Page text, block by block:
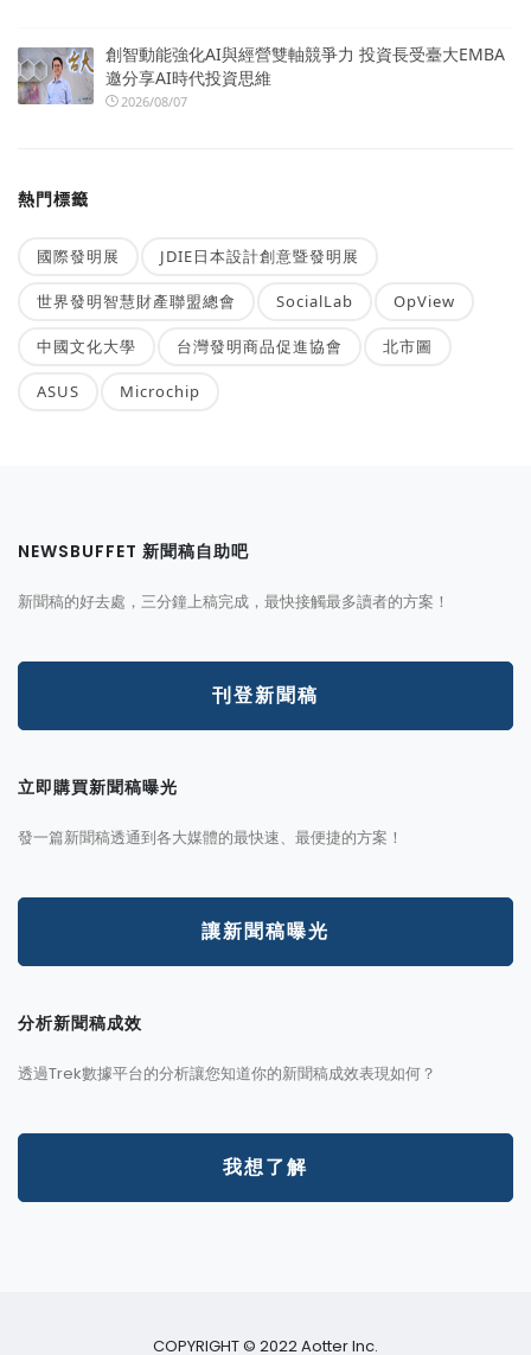
創智動能強化AI與經營雙軸競爭力 投資長受臺大EMBA
邀分享AI時代投資思維
2026/08/07
熱門標籤
國際發明展 JDIE日本設計創意暨發明展
世界發明智慧財產聯盟總會 SocialLab OpView
中國文化大學 台灣發明商品促進協會 北市圖
ASUS Microchip
NEWSBUFFET 新聞稿自助吧
新聞稿的好去處，三分鐘上稿完成，最快接觸最多讀者的方案！
刊登新聞稿
立即購買新聞稿曝光
發一篇新聞稿透通到各大媒體的最快速、最便捷的方案！
讓新聞稿曝光
分析新聞稿成效
透過Trek數據平台的分析讓您知道你的新聞稿成效表現如何？
我想了解
COPYRIGHT © 2022 Aotter Inc.